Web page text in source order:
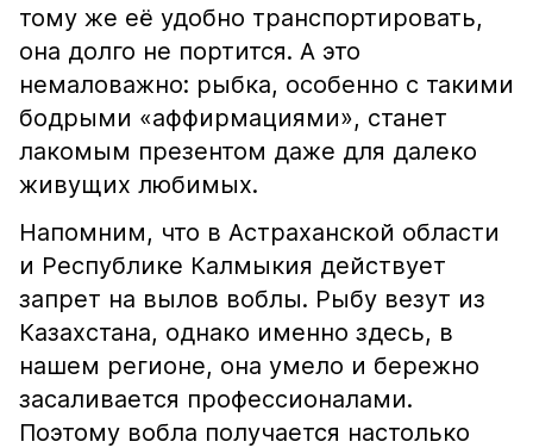
тому же её удобно транспортировать,
она долго не портится. А это
немаловажно: рыбка, особенно с такими
бодрыми «аффирмациями», станет
лакомым презентом даже для далеко
живущих любимых.
Напомним, что в Астраханской области
и Республике Калмыкия действует
запрет на вылов воблы. Рыбу везут из
Казахстана, однако именно здесь, в
нашем регионе, она умело и бережно
засаливается профессионалами.
Поэтому вобла получается настолько